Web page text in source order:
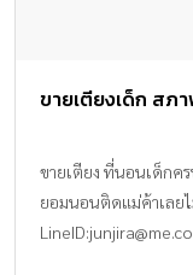
ขายเตียงเด็ก สภ
ขายเตียง ที่นอนเด็กค
ยอมนอนติดแม่ค้าเลย
LineID: